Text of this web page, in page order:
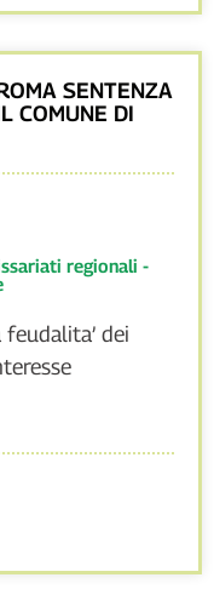
SENTENZA
COMUNE DI
regionali -
dei